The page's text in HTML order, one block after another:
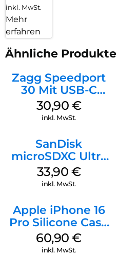
inkl. MwSt.
Mehr
erfahren
Ähnliche Produkte
Zagg Speedport
30 Mit USB-C
Kabel Weiß
30,90 €
inkl. MwSt.
SanDisk
microSDXC Ultra
128 GB + Adapter
Mobile
33,90 €
inkl. MwSt.
Apple iPhone 16
Pro Silicone Case
MagSafe Stone
Gray
60,90€
inkl. MwSt.